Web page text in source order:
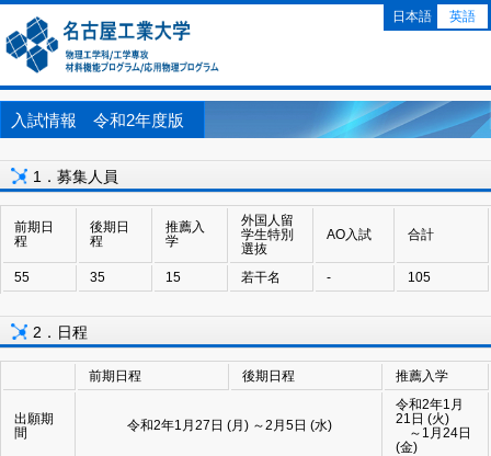
日本語 英語
入試情報 令和2年度版
1．募集人員
前期日
程
後期日
程
推薦入
学
外国人留
学生特別
選抜
AO入試 合計
55 35 15 若干名 - 105
2．日程
前期日程 後期日程 推薦入学
出願期
間
令和2年1月27日 (月) ～2月5日 (水)
令和2年1月
21日 (火)
～1月24日
(金)